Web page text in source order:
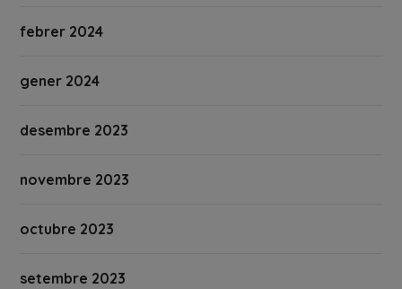
febrer 2024
gener 2024
desembre 2023
novembre 2023
octubre 2023
setembre 2023